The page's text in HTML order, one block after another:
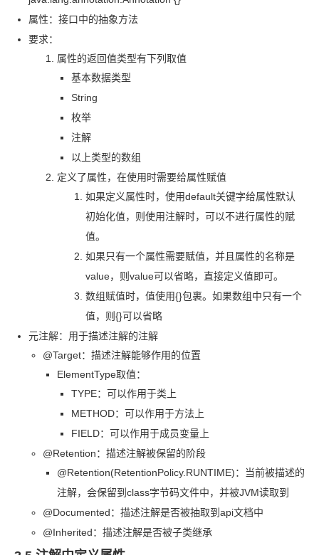
属性：接口中的抽象方法
要求：
属性的返回值类型有下列取值
基本数据类型
String
枚举
注解
以上类型的数组
定义了属性，在使用时需要给属性赋值
如果定义属性时，使用default关键字给属性默认
初始化值，则使用注解时，可以不进行属性的赋
值。
如果只有一个属性需要赋值，并且属性的名称是
value，则 value可以省略，直接定义值即可。
数组赋值时，值使用{}包裹。如果数组中只有一个
值，则 {}可以省略
元注解：用于描述注解的注解
@Target：描述注解能够作用的位置
ElementType取值：
TYPE：可以作用于类上
METHOD：可以作用于方法上
FIELD：可以作用于成员变量上
@Retention：描述注解被保留的阶段
@Retention(RetentionPolicy.RUNTIME)：当前被描述的
注解，会保留到 class字节码文件中，并被JVM读取到
@Documented：描述注解是否被抽取到 api文档中
@Inherited：描述注解是否被子类继承